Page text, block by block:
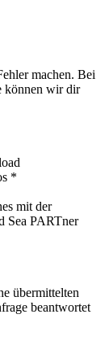
machen. Bei
können wir dir
*
mit der
Sea PARTner
übermittelten
beantwortet